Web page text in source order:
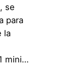
se
para
la
mini…